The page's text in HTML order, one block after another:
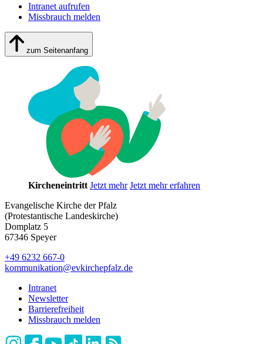
Intranet aufrufen
Missbrauch melden
zum Seitenanfang
Kircheneintritt Jetzt mehr Jetzt mehr erfahren
Evangelische Kirche der Pfalz
(Protestantische Landeskirche)
Domplatz 5
67346 Speyer
+49 6232 667-0
kommunikation@evkirchepfalz.de
Intranet
Newsletter
Barrierefreiheit
Missbrauch melden